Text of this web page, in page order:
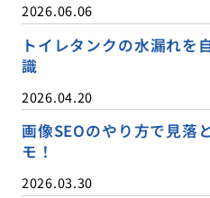
2026.06.06
トイレタンクの水漏れを
識
2026.04.20
画像SEOのやり方で見落
モ！
2026.03.30